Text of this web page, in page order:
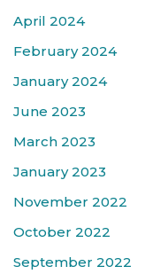
April 2024
February 2024
January 2024
June 2023
March 2023
January 2023
November 2022
October 2022
September 2022